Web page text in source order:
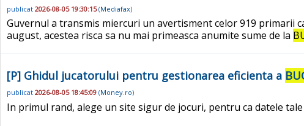
publicat 2026-08-05 19:30:15(Mediafax)
Guvernul a transmis miercuri un avertisment celor 919 primarii
august, acestea risca sa nu mai primeasca anumite sume de la
[P] Ghidul jucatorului pentru gestionarea eficienta a
publicat 2026-08-05 18:45:09 (Money.ro)
In primul rand, alege un site sigur de jocuri, pentru ca datele